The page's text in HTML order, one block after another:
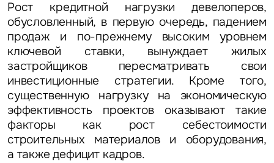
Рост кредитной нагрузки девелоперов,
обусловленный, в первую очередь, падением
продаж и по-прежнему высоким уровнем
ключевой ставки, вынуждает жилых
застройщиков пересматривать свои
инвестиционные стратегии. Кроме того,
существенную нагрузку на экономическую
эффективность проектов оказывают такие
факторы как рост себестоимости
строительных материалов и оборудования,
а также дефицит кадров.